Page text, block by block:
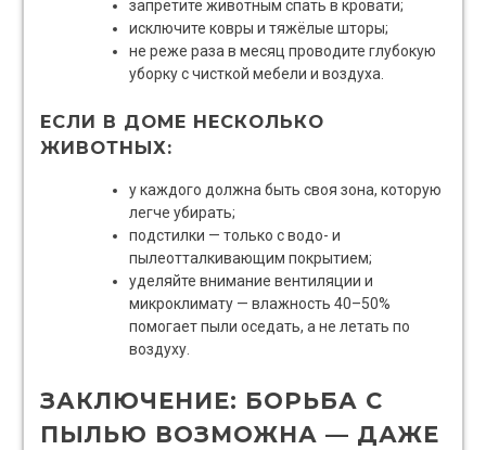
запретите животным спать в кровати;
исключите ковры и тяжёлые шторы;
не реже раза в месяц проводите глубокую
уборку с чисткой мебели и воздуха.
ЕСЛИ В ДОМЕ НЕСКОЛЬКО
ЖИВОТНЫХ:
у каждого должна быть своя зона, которую
легче убирать;
подстилки — только с водо- и
пылеотталкивающим покрытием;
уделяйте внимание вентиляции и
микроклимату — влажность 40–50%
помогает пыли оседать, а не летать по
воздуху.
ЗАКЛЮЧЕНИЕ: БОРЬБА С
ПЫЛЬЮ ВОЗМОЖНА — ДАЖЕ